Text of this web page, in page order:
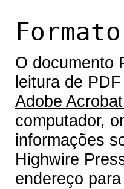
O documento
leitura de
Adobe
computador,
informações
Highwire
endereço